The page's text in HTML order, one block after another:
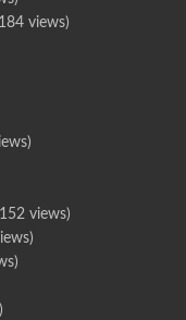
views)
views)